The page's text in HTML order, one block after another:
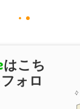
はこち
ォロ